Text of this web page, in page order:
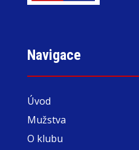
Navigace
Úvod
Mužstva
O klubu